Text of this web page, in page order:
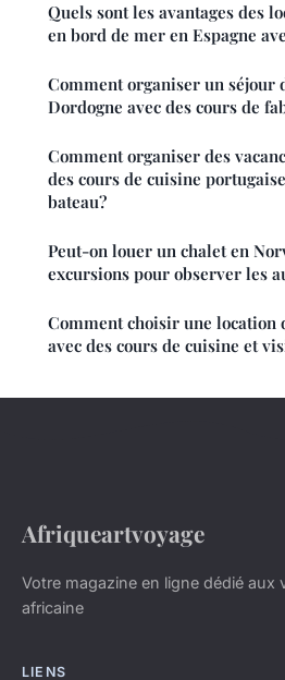
Quels sont les avantages des
en bord de mer en Espagne
Comment organiser un séjour
Dordogne avec des cours de
Comment organiser des
des cours de cuisine
bateau?
Peut-on louer un chalet en
excursions pour observer les
Comment choisir une location
avec des cours de cuisine et
Afriqueartvoyage
Votre magazine en ligne dédié aux
africaine
LIENS